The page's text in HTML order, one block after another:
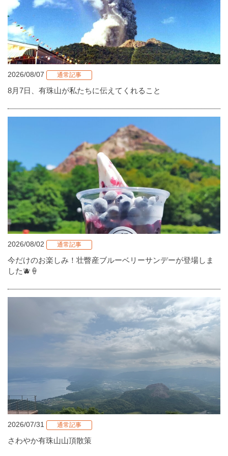
2026/08/07 通常記事
8月7日、有珠山が私たちに伝えてくれること
2026/08/02 通常記事
今だけのお楽しみ！壮瞥産ブルーベリーサンデーが登場しま
した🫐🍦
2026/07/31 通常記事
さわやか有珠山山頂散策